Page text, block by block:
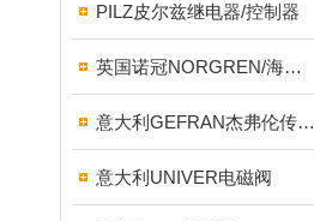
PILZ皮尔兹继电器/控制器
英国诺冠NORGREN/海隆HERION/宝硕BUSCHJOST
意大利GEFRAN杰弗伦传感器
意大利UNIVER电磁阀